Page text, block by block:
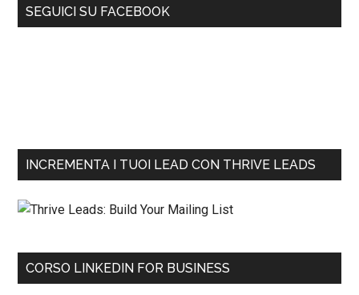
SEGUICI SU FACEBOOK
INCREMENTA I TUOI LEAD CON THRIVE LEADS
CORSO LINKEDIN FOR BUSINESS